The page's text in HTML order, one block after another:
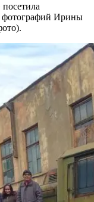
фотографий Ирины